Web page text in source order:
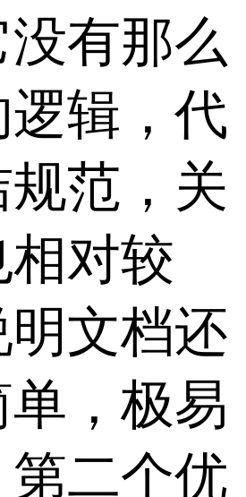
没有那么
辑，代
范，关
对较
文档还
，极易
二个优